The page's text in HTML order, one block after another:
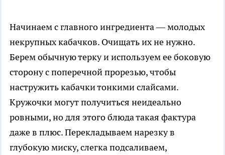
Начинаем с главного ингредиента — молодых
некрупных кабачков. Очищать их не нужно.
Берем обычную терку и используем ее боковую
сторону с поперечной прорезью, чтобы
настружить кабачки тонкими слайсами.
Кружочки могут получиться неидеально
ровными, но для этого блюда такая фактура
даже в плюс. Перекладываем нарезку в
глубокую миску, слегка подсаливаем,